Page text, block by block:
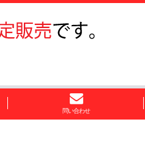
問い合わせ